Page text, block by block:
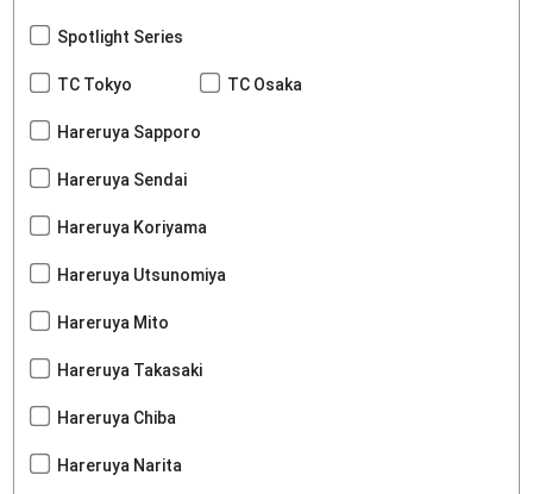
Spotlight Series
TC Tokyo TC Osaka
Hareruya Sapporo
Hareruya Sendai
Hareruya Koriyama
Hareruya Utsunomiya
Hareruya Mito
Hareruya Takasaki
Hareruya Chiba
Hareruya Narita